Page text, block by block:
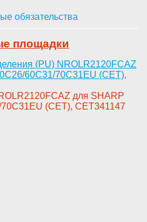
обязательства
площадки
для SHARP
(CET), CET341147­